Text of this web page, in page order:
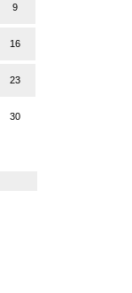
9
16
23
30